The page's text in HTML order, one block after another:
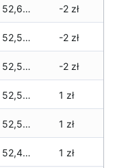
52,690 zł -2 zł
52,590 zł -2 zł
52,580 zł -2 zł
52,580 zł 1 zł
52,570 zł 1 zł
52,470 zł 1 zł